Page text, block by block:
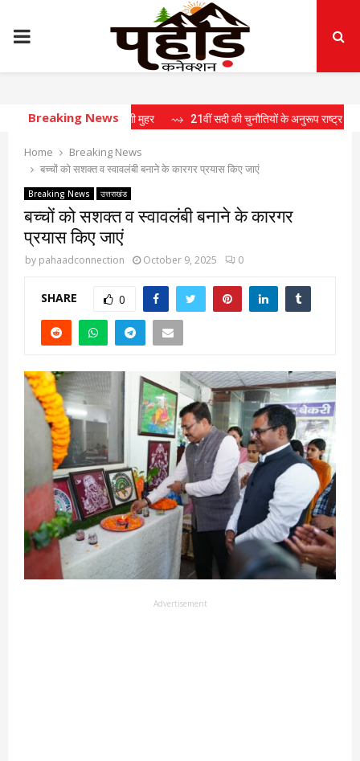
PRIMARY
MENU
Breaking News
प्रस्तावों पर लगी मुहर ⇝ 21वीं सदी की चुनौतियों के अनुरूप राष्ट्र निर्माण के लिए
Home
Breaking News
बच्चों को सशक्त व स्वावलंबी बनाने के कारगर प्रयास किए जाएं
Breaking News उत्तराखंड
बच्चों को सशक्त व स्वावलंबी बनाने के कारगर
प्रयास किए जाएं
by pahaadconnection October 9, 2025 0
SHARE 0
Advertisement